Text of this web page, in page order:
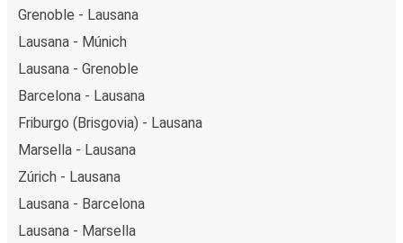
Grenoble - Lausana
Lausana - Múnich
Lausana - Grenoble
Barcelona - Lausana
Friburgo (Brisgovia) - Lausana
Marsella - Lausana
Zúrich - Lausana
Lausana - Barcelona
Lausana - Marsella